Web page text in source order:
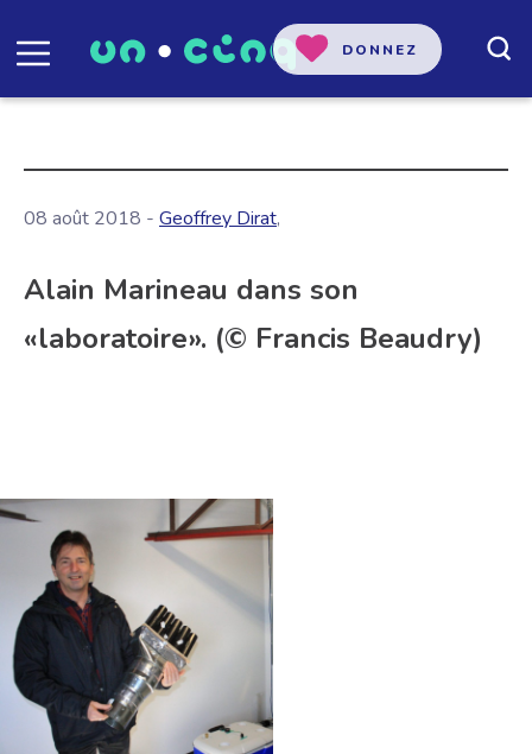
DONNEZ
08 août 2018 - Geoffrey Dirat,
Alain Marineau dans son
«laboratoire». (© Francis Beaudry)